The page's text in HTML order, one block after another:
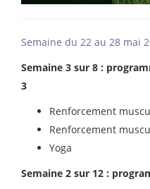
Semaine du 22 au 28 mai
Semaine 3 sur 8 :
3
Renforcement
Renforcement
Yoga
Semaine 2 sur 12 :